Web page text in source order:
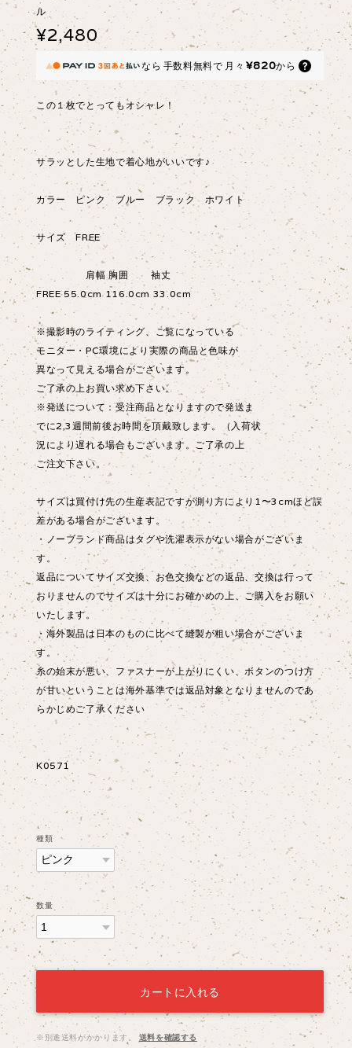
ル
¥2,480
なら 手数料無料で 月々 ¥820から
この１枚でとってもオシャレ！
サラッとした生地で着心地がいいです♪
カラー ピンク ブルー ブラック ホワイト
サイズ FREE
肩幅 胸囲 袖丈
FREE 55.0cm 116.0cm 33.0cm
※撮影時のライティング、ご覧になっている
モニター・PC環境により実際の商品と色味が
異なって見える場合がございます。
ご了承の上お買い求め下さい。
※発送について：受注商品となりますので発送ま
でに2,3週間前後お時間を頂戴致します。（入荷状
況により遅れる場合もございます。ご了承の上
ご注文下さい。
サイズは買付け先の生産表記ですが測り方により1〜3cmほど誤
差がある場合がございます。
・ノーブランド商品はタグや洗濯表示がない場合がございま
す。
返品についてサイズ交換、お色交換などの返品、交換は行って
おりませんのでサイズは十分にお確かめの上、ご購入をお願い
いたします。
・海外製品は日本のものに比べて縫製が粗い場合がございま
す。
糸の始末が悪い、ファスナーが上がりにくい、ボタンのつけ方
が甘いということは海外基準では返品対象となりませんのであ
らかじめご了承ください
K0571
種類
数量
カートに入れる
※別途送料がかかります。 送料を確認する